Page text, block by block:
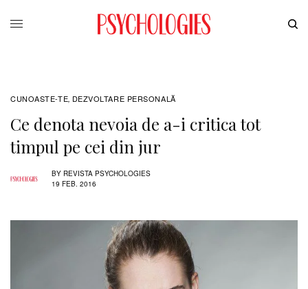
CUNOASTE-TE, DEZVOLTARE PERSONALĂ
Ce denota nevoia de a-i critica tot
timpul pe cei din jur
BY REVISTA PSYCHOLOGIES
19 FEB. 2016